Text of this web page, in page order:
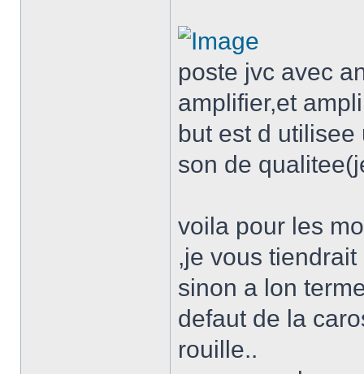
poste jvc avec
amplifier,et
but est d
son de
voila pour les
,je vous
sinon a lon
defaut de la
rouille..